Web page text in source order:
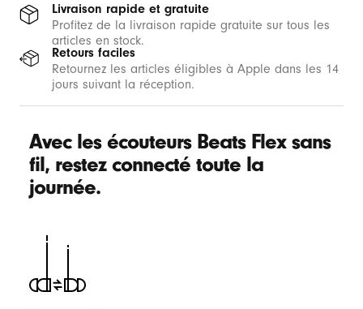
Livraison rapide et gratuite
Profitez de la livraison rapide gratuite sur tous les
articles en stock.
Retours faciles
Retournez les articles éligibles à Apple dans les 14
jours suivant la réception.
Avec les écouteurs Beats Flex sans
fil, restez connecté toute la
journée.